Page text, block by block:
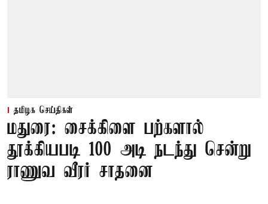
தமிழக செய்திகள்
மதுரை: சைக்கிளை பற்களால்
தூக்கியபடி 100 அடி நடந்து சென்று
ராணுவ வீரர் சாதனை